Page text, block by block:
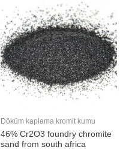
Döküm kaplama kromit kumu
46% Cr2O3 foundry chromite
sand from south africa